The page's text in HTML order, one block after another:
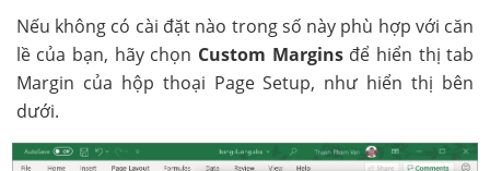
Nếu không có cài đặt nào trong số này phù hợp với căn
lề của bạn, hãy chọn Custom Marginsđể hiển thị tab
Margin của hộp thoại Page Setup, như hiển thị bên
dưới.